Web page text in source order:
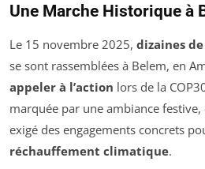
Une Marche Historique à
Le 15 novembre 2025, dizaines
se sont rassemblées à Belem, en
appeler à l’action lors de la
marquée par une ambiance
exigé des engagements concrets
réchauffement climatique.